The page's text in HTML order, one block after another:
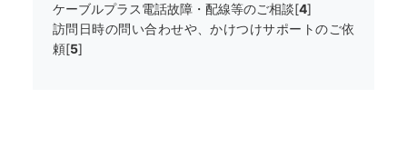
ケーブルプラス電話故障・配線等のご相談[4]
訪問日時の問い合わせや、かけつけサポートのご依
頼[5]